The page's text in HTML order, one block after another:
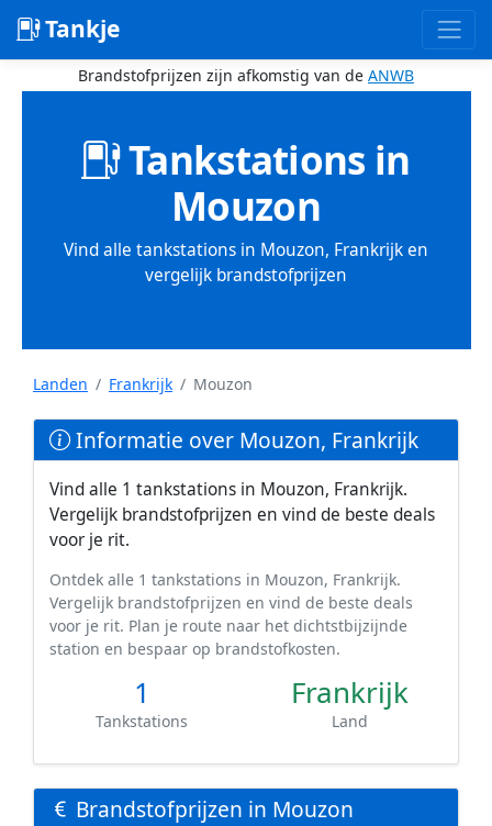
Tankje
Brandstofprijzen zijn afkomstig van de ANWB
Tankstations in
Mouzon
Vind alle tankstations in Mouzon, Frankrijk en
vergelijk brandstofprijzen
Landen Frankrijk Mouzon
Informatie over Mouzon, Frankrijk
Vind alle 1 tankstations in Mouzon, Frankrijk.
Vergelijk brandstofprijzen en vind de beste deals
voor je rit.
Ontdek alle 1 tankstations in Mouzon, Frankrijk.
Vergelijk brandstofprijzen en vind de beste deals
voor je rit. Plan je route naar het dichtstbijzijnde
station en bespaar op brandstofkosten.
1
Tankstations
Frankrijk
Land
Brandstofprijzen in Mouzon